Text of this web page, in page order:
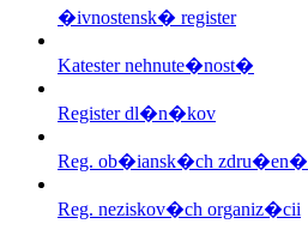
�ivnostensk� register
Katester nehnute�nost�
Register dl�n�kov
Reg. ob�iansk�ch zdru�en�
Reg. neziskov�ch organiz�cii